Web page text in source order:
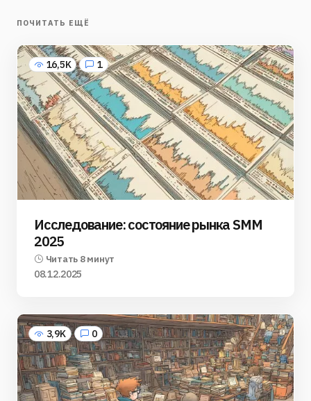
ПОЧИТАТЬ ЕЩЁ
16,5K 1
Исследование: состояние рынка SMM
2025
Читать 8 минут
08.12.2025
3,9K 0